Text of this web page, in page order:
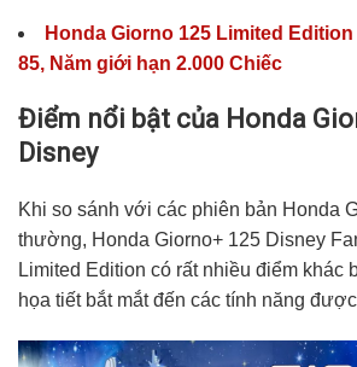
Honda Giorno 125 Limited
85, Năm giới hạn 2.000 Chiếc
Điểm nổi bật của Honda
Disney
Khi so sánh với các phiên bản Honda
thường, Honda Giorno+ 125 Disney
Limited Edition có rất nhiều điểm khác
họa tiết bắt mắt đến các tính năng